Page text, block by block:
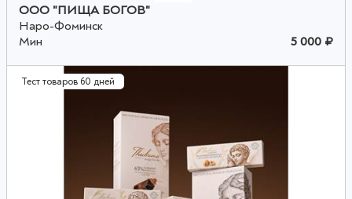
ООО "ПИЩА БОГОВ"
Наро-Фоминск
Мин
5 000 ₽
Тест товаров 60 дней